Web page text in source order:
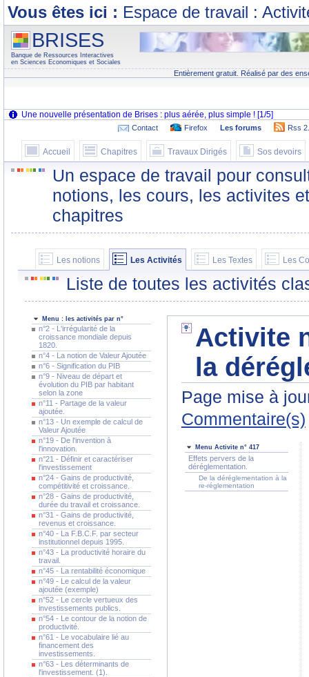
Vous êtes ici : Espace de travail :
BRISES
Banque de Ressources Interactives
en Sciences Economiques et Sociales
Entièrement gratuit. Réalisé par des
Contact Firefox Les forums Rss
Accueil Chapitres Travaux Dirigés Sos devoirs
Un espace de travail pour
notions, les cours, les activites
chapitres
Les notions Les Activités Les Textes Les
Liste de toutes les activités
Menu : les activités par n°
n°2 - L'irrégularité de la
croissance mondiale depuis
1820.
n°4 - La notion de Valeur Ajoutée
n°6 - Signification du PIB
n°9 - Niveau de départ et
évolution du PIB par habitant
selon la zone
n°11 - Partage de la valeur
ajoutée.
n°13 - Un exemple de calcul de
Valeur Ajoutée
n°19 - De l'invention à
l'innovation.
n°21 - Définir et caractériser
l'investissement
n°24 - Gains de productivité,
compétitivité et croissance.
n°28 - Gains de productivité,
durée du travail et croissance.
n°31 - Gains de productivité,
revenus et croissance.
n°40 - La F.B.C.F. par secteur
institutionnel depuis 1995.
n°43 - La productivité horaire du
travail.
n°45 - La rentabilité économique
n°49 - Le calcul de la valeur
ajoutée (exemple)
n°52 - Le cercle vertueux des
investissements publics.
n°54 - Le contour de la notion de
productivité.
n°61 - Le vocabulaire lié au
financement des
investissements.
n°63 - Les déterminants de
l'investissement. (1).
Activite
la
Page mise à
Commentaire(s)
Menu Activite n° 417
Effets pervers de la
déréglementation.
De la déréglementation à la
re-réglementation